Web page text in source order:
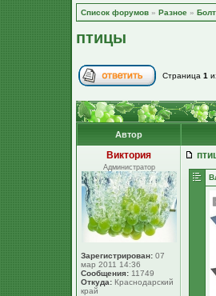
Список форумов » Разное »
птицы
Страница 1
Автор
Виктория
Администратор
Зарегистрирован: 07
мар 2011 14:36
Сообщения: 11749
Откуда: Краснодарский
край